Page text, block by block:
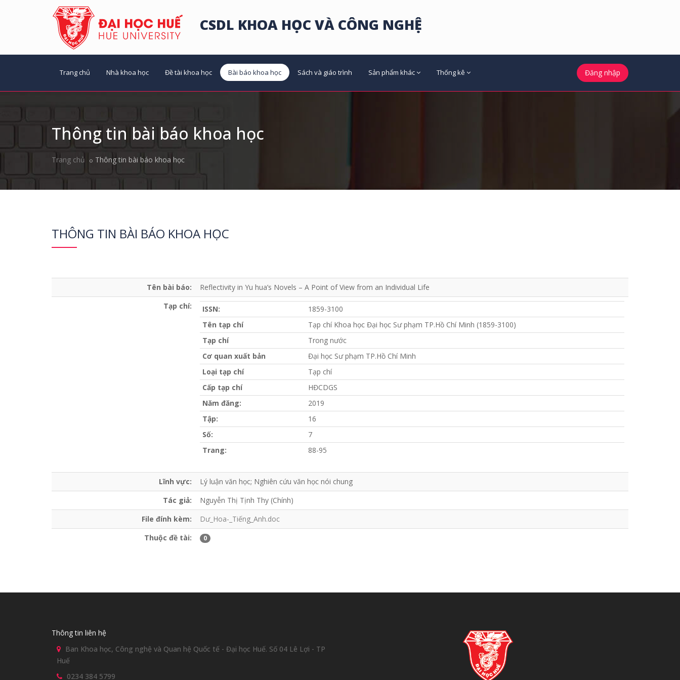
CSDL KHOA HỌC VÀ CÔNG NGHỆ
Trang chủ Nhà khoa học Đề tài khoa học Bài báo khoa học Sách và giáo trình Sản phẩm khác Thống kê Đăng nhập
Thông tin bài báo khoa học
Trang chủ Thông tin bài báo khoa học
THÔNG TIN BÀI BÁO KHOA HỌC
Tên bài báo:
Reflectivity in Yu hua’s Novels – A Point of View from an Individual Life
Tạp chí:
ISSN:
1859-3100
Tên tạp chí
Tạp chí Khoa học Đại học Sư phạm TP.Hồ Chí Minh (1859-3100)
Tạp chí
Trong nước
Cơ quan xuất bản
Đại học Sư phạm TP.Hồ Chí Minh
Loại tạp chí
Tạp chí
Cấp tạp chí
HĐCDGS
Năm đăng:
2019
Tập:
16
Số:
7
Trang:
88-95
Lĩnh vực:
Lý luận văn học; Nghiên cứu văn học nói chung
Tác giả:
Nguyễn Thị Tịnh Thy (Chính)
File đính kèm:
Dư_Hoa-_Tiếng_Anh.doc
Thuộc đề tài:
0
Thông tin liên hệ
Ban Khoa học, Công nghệ và Quan hệ Quốc tế - Đại học Huế. Số 04 Lê Lợi - TP
Huế
0234 384 5799